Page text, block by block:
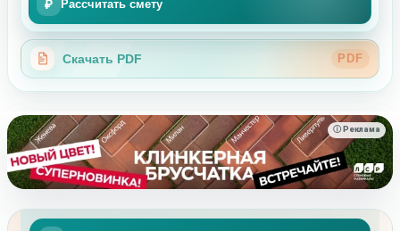
₽ Рассчитать смету
Скачать PDF PDF
ⓘ Реклама